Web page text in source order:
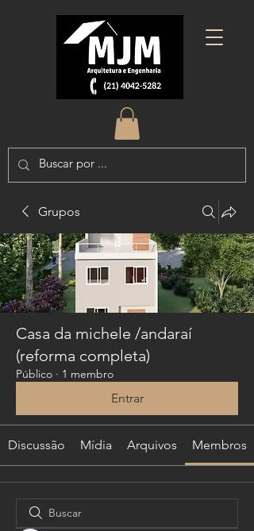
Grupos
Casa da michele /andaraí
(reforma completa)
Público · 1 membro
Entrar
Discussão Mídia Arquivos Membros